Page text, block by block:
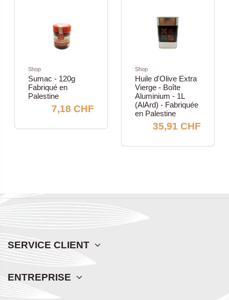
Shop
Sumac - 120g
Fabriqué en
Palestine
7,18 CHF
Shop
Huile d'Olive Extra
Vierge - Boîte
Aluminium - 1L
(AlArd) - Fabriquée
en Palestine
35,91 CHF
SERVICE CLIENT
ENTREPRISE